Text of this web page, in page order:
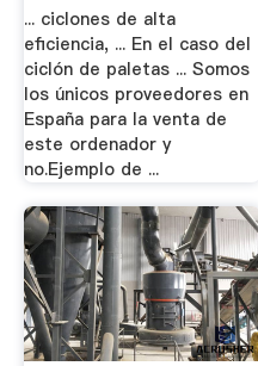
... ciclones de alta
eficiencia, ... En el caso del
ciclón de paletas ... Somos
los únicos proveedores en
España para la venta de
este ordenador y
no.Ejemplo de ...